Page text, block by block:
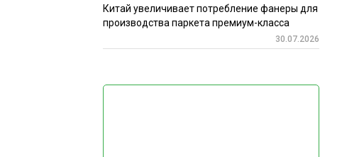
Китай увеличивает потребление фанеры для
производства паркета премиум-класса
30.07.2026